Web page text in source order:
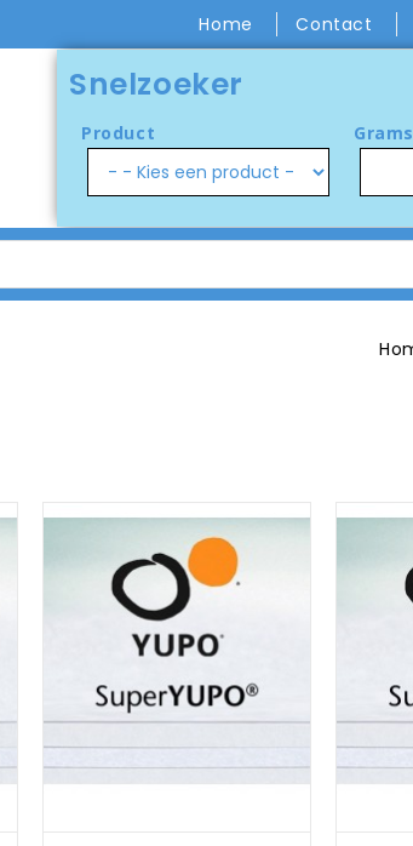
Home Contact
Snelzoeker
Product